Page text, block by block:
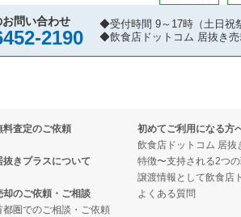
食店の居抜き売却物件の案件一覧
区の飲食店の居抜き売却物件の案件一覧
食店の居抜き売却物件の案件一覧
区の飲食店の居抜き売却物件の案件一覧
区の飲食店の居抜き売却物件の案件一覧
肉の居抜き売却物件の案件一覧
板焼き・お好み焼の居抜き売却物件の案件
フェの居抜き売却物件の案件一覧
イクアウトの居抜き売却物件の案件一覧
弁当・惣菜・デリの居抜き売却物件の案件一
区のその他の居抜き売却物件の案件一覧
問い合わせ
2190
◆受付時間 9～17時（土日祝
◆飲食店ドットコム 居抜き
料査定のご依頼
抜きプラスについて
却のご依頼・ご相談
都圏でのご相談・ご依頼
初めてご利用になる方
飲食店ドットコム 居抜
特徴〜支持される2つ
譲渡情報として飲食店
よくある質問